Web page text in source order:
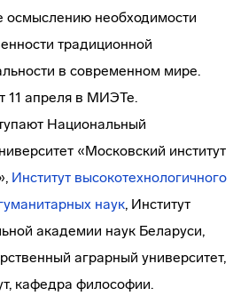
осмыслению необходимости
традиционной
в современном мире.
11 апреля в МИЭТе.
Национальный
«Московский институт
Институт высокотехнологичного
наук, Институт
академии наук Беларуси,
аграрный университет,
кафедра философии.